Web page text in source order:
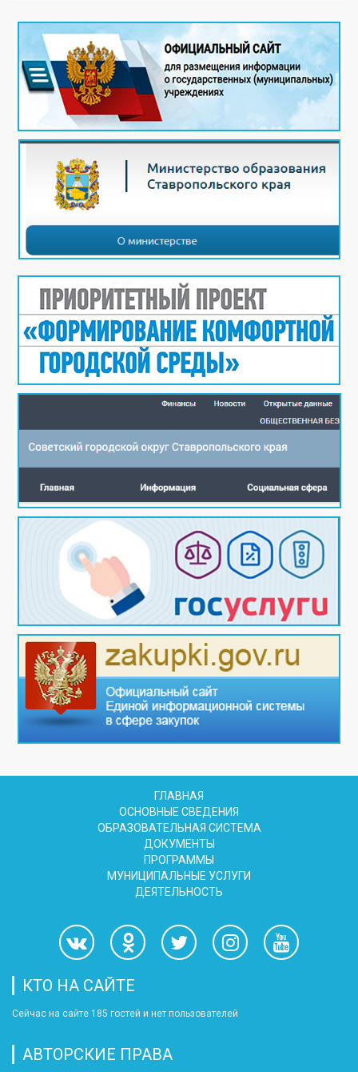
ГЛАВНАЯ
ОСНОВНЫЕ СВЕДЕНИЯ
ОБРАЗОВАТЕЛЬНАЯ СИСТЕМА
ДОКУМЕНТЫ
ПРОГРАММЫ
МУНИЦИПАЛЬНЫЕ УСЛУГИ
ДЕЯТЕЛЬНОСТЬ
КТО НА САЙТЕ
Сейчас на сайте 185 гостей и нет пользователей
АВТОРСКИЕ ПРАВА